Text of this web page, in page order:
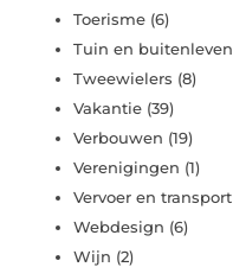
Toerisme (6)
Tuin en buitenleven
Tweewielers (8)
Vakantie (39)
Verbouwen (19)
Verenigingen (1)
Vervoer en transport
Webdesign (6)
Wijn (2)